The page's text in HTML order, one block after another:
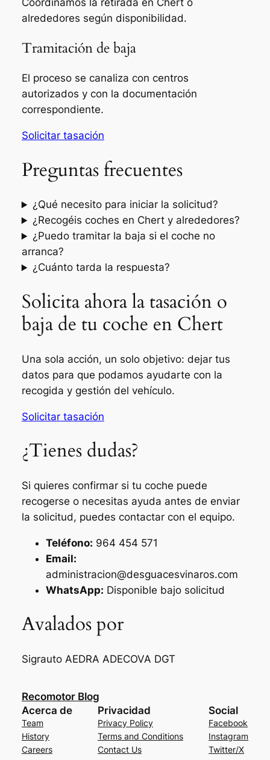
alrededores según disponibilidad.
Tramitación de baja
El proceso se canaliza con centros
autorizados y con la documentación
correspondiente.
Solicitar tasación
Preguntas frecuentes
¿Qué necesito para iniciar la solicitud?
¿Recogéis coches en Chert y alrededores?
¿Puedo tramitar la baja si el coche no
arranca?
¿Cuánto tarda la respuesta?
Solicita ahora la tasación o
baja de tu coche en Chert
Una sola acción, un solo objetivo: dejar tus
datos para que podamos ayudarte con la
recogida y gestión del vehículo.
Solicitar tasación
¿Tienes dudas?
Si quieres confirmar si tu coche puede
recogerse o necesitas ayuda antes de enviar
la solicitud, puedes contactar con el equipo.
Teléfono: 964 454 571
Email:
administracion@desguacesvinaros.com
WhatsApp: Disponible bajo solicitud
Avalados por
Sigrauto AEDRA ADECOVA DGT
Recomotor Blog
Acerca de
Team
History
Careers
Privacidad
Privacy Policy
Terms and Conditions
Contact Us
Social
Facebook
Instagram
Twitter/X